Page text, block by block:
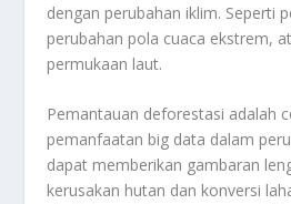
dengan perubahan iklim. Seperti
perubahan pola cuaca ekstrem,
permukaan laut.
Pemantauan deforestasi adalah
pemanfaatan big data dalam
dapat memberikan gambaran
kerusakan hutan dan konversi